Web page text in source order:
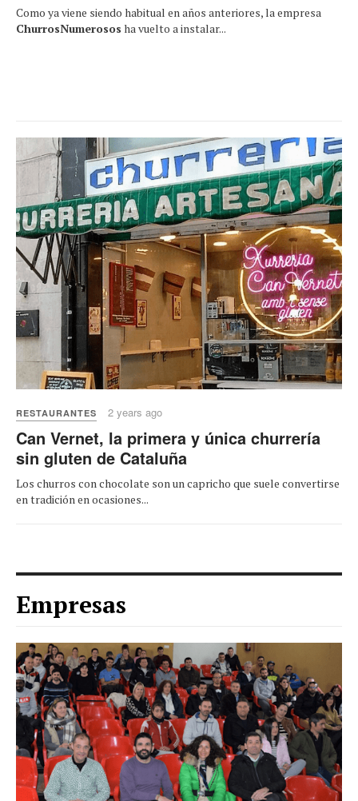
Como ya viene siendo habitual en años anteriores, la empresa
ChurrosNumerosos ha vuelto a instalar...
RESTAURANTES 2 years ago
Can Vernet, la primera y única churrería
sin gluten de Cataluña
Los churros con chocolate son un capricho que suele convertirse
en tradición en ocasiones...
Empresas